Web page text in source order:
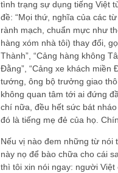
tình trạng sự dụng tiếng Việt
đề: “Mọi thứ, nghĩa của các
rành mạch, chuẩn mực như
hàng xóm nhà tôi) thay đổi,
Thành”, “Cảng hàng không
Đằng”, “Cảng xe khách miền
tướng, ông bộ trưởng giao
không quan tâm tới ai đứng
chí nữa, đều hết sức bát
đó là tiếng mẹ đẻ của họ.
Nếu vị nào đem những từ nói
này nọ để bào chữa cho cái
thì tôi xin nói ngay: người Việt